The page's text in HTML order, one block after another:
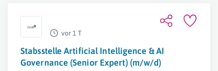
vor 1 T
Stabsstelle Artificial Intelligence & AI
Governance (Senior Expert) (m/w/d)